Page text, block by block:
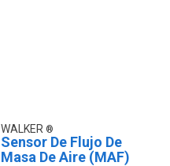
WALKER
Sensor De Flujo De
Masa De Aire (MAF)